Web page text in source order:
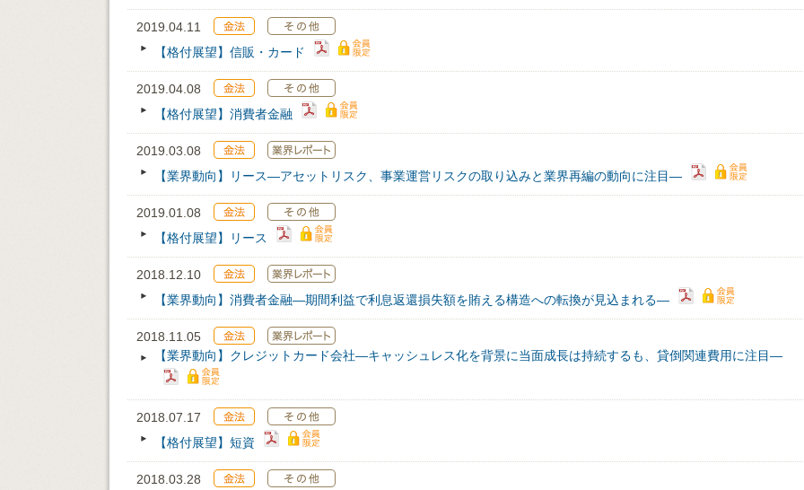
2019.04.11
【格付展望】信販・カード
2019.04.08
【格付展望】消費者金融
2019.03.08
【業界動向】リース―アセットリスク、事業運営リスクの取り込みと業界再編の動向に注目―
2019.01.08
【格付展望】リース
2018.12.10
【業界動向】消費者金融―期間利益で利息返還損失額を賄える構造への転換が見込まれる―
2018.11.05
【業界動向】クレジットカード会社―キャッシュレス化を背景に当面成長は持続するも、貸倒関連費用に注目―
2018.07.17
【格付展望】短資
2018.03.28